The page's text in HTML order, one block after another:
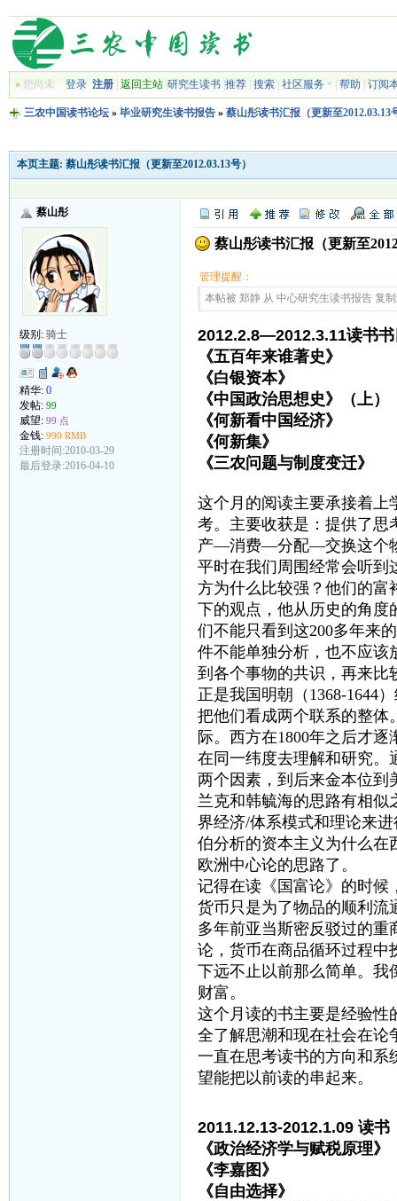
»您尚未 登录 注册| 返回主站| 研究生读书| 推荐| 搜索| 社区服务 帮助 订阅
三农中国读书论坛» 毕业研究生读书报告» 蔡山彤读书汇报（更新至2012.03.13
本页主题: 蔡山彤读书汇报（更新至2012.03.13号）
蔡山彤
级别: 骑士
精华: 0
发帖: 99
威望: 99 点
金钱: 990 RMB
注册时间:2010-03-29
最后登录:2016-04-10
蔡山彤读书汇报（更新至
管理提醒：
本帖被 郑静 从 中心研究生读书报告 复
2012.2.8—2012.3.11读书书
《五百年来谁著史
《白银资本》 贡德
《中国政治思想史》（
《何新看中国经济
《何新集》
《三农问题与制度变迁
这个月的阅读主要承接着上
考。主要收获是：提供了
产—消费—分配—交换这个
平时在我们周围经常会听到
方为什么比较强？他们的富
下的观点，他从历史的角度
们不能只看到这200多年来
件不能单独分析，也不应该
到各个事物的共识，再来比
正是我国明朝（1368-1644
把他们看成两个联系的整体
际。西方在1800年之后才
在同一纬度去理解和研究。
两个因素，到后来金本位到
兰克和韩毓海的思路有相似
界经济/体系模式和理论来
伯分析的资本主义为什么在
欧洲中心论的思路了。
记得在读《国富论》的时候
货币只是为了物品的顺利流
多年前亚当斯密反驳过的重
论，货币在商品循环过程中
下远不止以前那么简单。我
财富。
这个月读的书主要是经验性
全了解思潮和现在社会在论
一直在思考读书的方向和系
望能把以前读的串起来。
2011.12.13-2012.1.09 读书
《政治经济学与赋税原
《李嘉图》 黄
《自由选择》 弗